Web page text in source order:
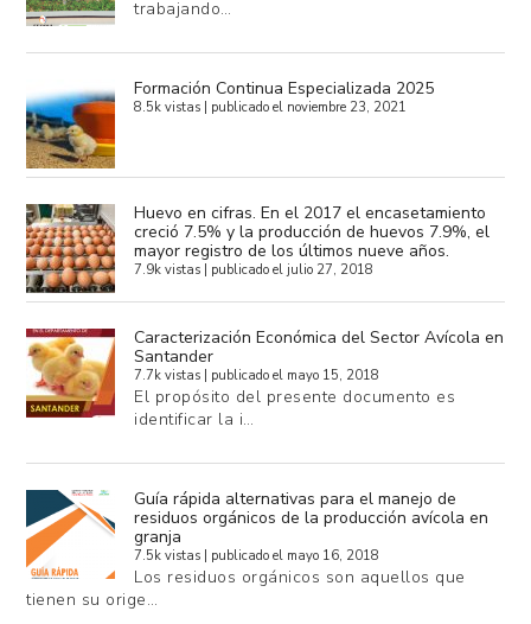
trabajando…
Formación Continua Especializada 2025
8.5k vistas publicado el noviembre 23, 2021
Huevo en cifras. En el 2017 el encasetamiento
creció 7.5% y la producción de huevos 7.9%, el
mayor registro de los últimos nueve años.
7.9k vistas publicado el julio 27, 2018
Caracterización Económica del Sector Avícola en
Santander
7.7k vistas publicado el mayo 15, 2018
El propósito del presente documento es
identificar la i…
Guía rápida alternativas para el manejo de
residuos orgánicos de la producción avícola en
granja
7.5k vistas publicado el mayo 16, 2018
Los residuos orgánicos son aquellos que
tienen su orige…